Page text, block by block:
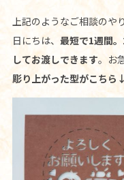
上記のようなご相談のや
日にちは、 最短で1週間
してお渡しできます。お
彫り上がった型がこちら↓